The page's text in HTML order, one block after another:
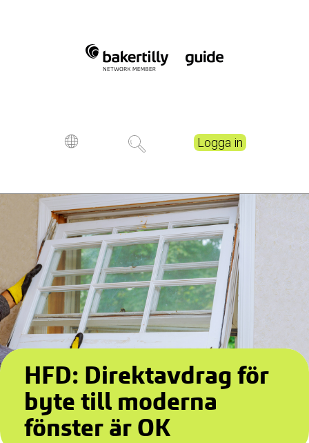
Logga in
HFD: Direktavdrag för
byte till moderna
fönster är OK